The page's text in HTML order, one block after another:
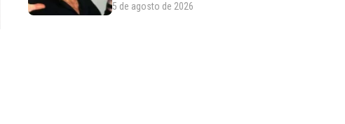
5 de agosto de 2026